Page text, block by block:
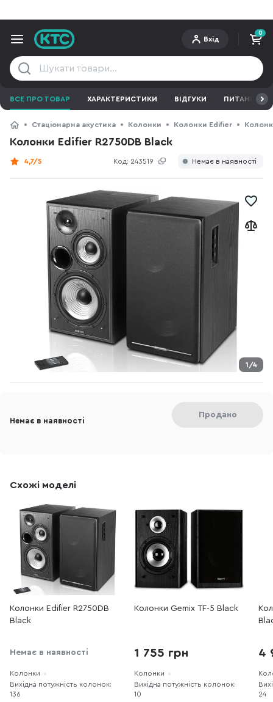
Вхід
0
ВСЕ ПРО ТОВАР ХАРАКТЕРИСТИКИ ВІДГУКИ ПИТАННЯ ТА
Стаціонарна акустика Колонки Колонки Edifier
Колонки Edifier R2750DB Black
Код: 243519
4,7/5 Немає в наявності
1/4
Немає в наявності
Продано
Схожі моделі
Колонки Edifier R2750DB
Black
Немає в наявності
Колонки
Вихідна потужність колонок:
136
Колонки Gemix TF-5 Black
1 755 грн
Колонки
Вихідна потужність колонок:
10
4
24